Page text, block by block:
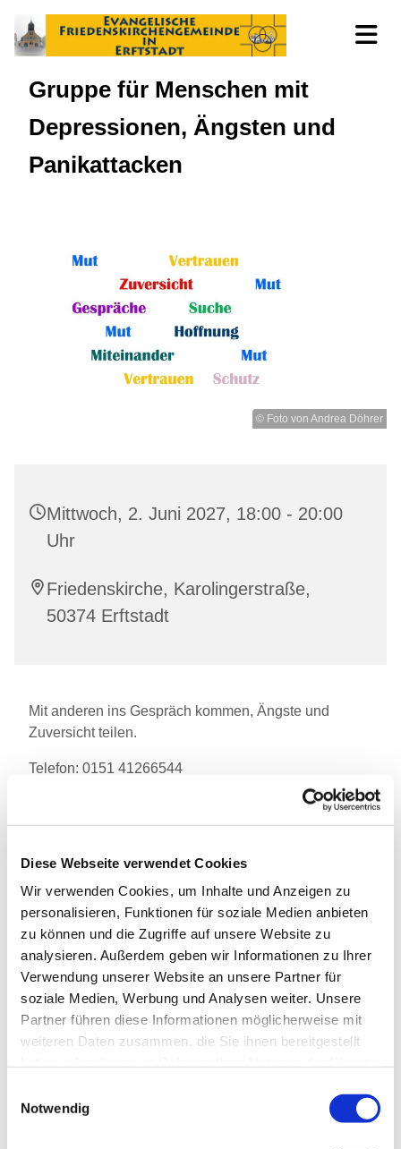
Diese Webseite verwendet Cookies
Wir verwenden Cookies, um Inhalte und Anzeigen zu
personalisieren, Funktionen für soziale Medien anbieten
zu können und die Zugriffe auf unsere Website zu
analysieren. Außerdem geben wir Informationen zu Ihrer
Verwendung unserer Website an unsere Partner für
soziale Medien, Werbung und Analysen weiter. Unsere
Partner führen diese Informationen möglicherweise mit
weiteren Daten zusammen, die Sie ihnen bereitgestellt
Notwendig
Gruppe für Menschen mit
Depressionen, Ängsten und
Panikattacken
© Foto von Andrea Döhrer
Mittwoch, 2. Juni 2027, 18:00 - 20:00
Uhr
Friedenskirche, Karolingerstraße,
50374 Erftstadt
Mit anderen ins Gespräch kommen, Ängste und
Zuversicht teilen.
Telefon: 0151 41266544